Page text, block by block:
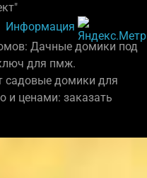
Информация
Дачные домики под
для пмж.
садовые домики для
и ценами: заказать